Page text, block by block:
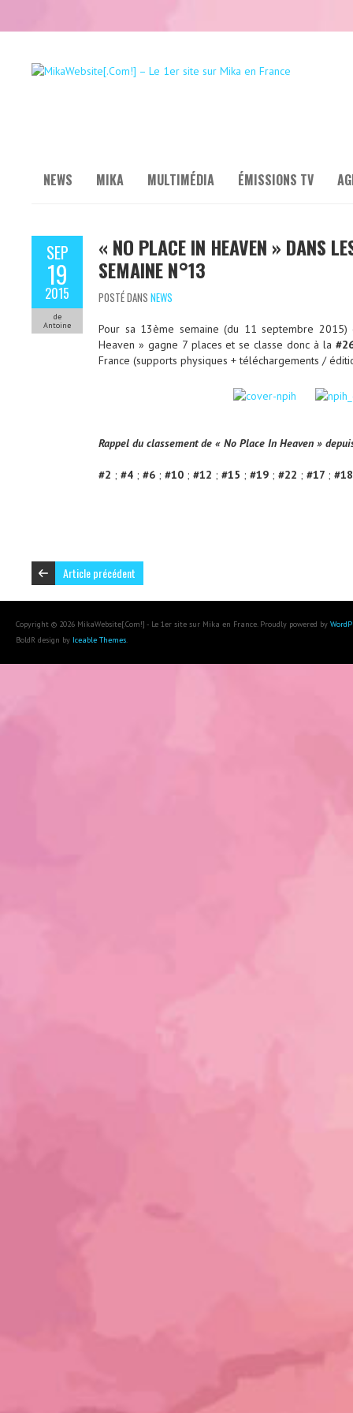
NEWS MIKA MULTIMÉDIA ÉMISSIONS TV
SEP
19
2015
de
Antoine
« NO PLACE IN HEAVEN » DANS
SEMAINE N°13
POSTÉ DANS NEWS
Pour sa 13ème semaine (du 11 septembre 2015)
Heaven » gagne 7 places et se classe donc à la
France (supports physiques + téléchargements /
Rappel du classement de « No Place In Heaven »
#2 ; #4 ; #6 ; #10 ; #12 ; #15 ; #19 ; #22 ; #17 ;
Article précédent
Copyright © 2026 MikaWebsite[.Com!] - Le 1er site sur Mika en France. Proudly powered by
BoldR design by Iceable Themes.